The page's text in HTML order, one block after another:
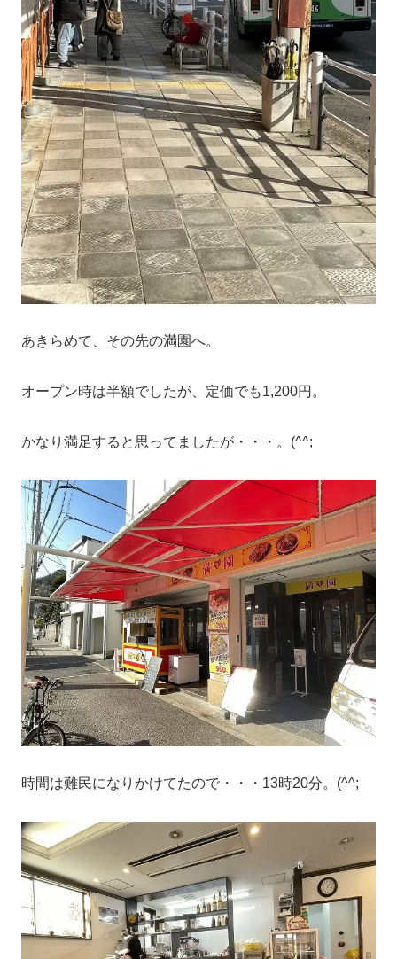
あきらめて、その先の満園へ。
オープン時は半額でしたが、定価でも1,200円。
かなり満足すると思ってましたが・・・。(^^;
時間は難民になりかけてたので・・・13時20分。(^^;